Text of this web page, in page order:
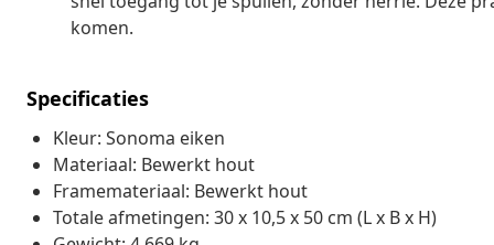
komen.
Specificaties
Kleur: Sonoma eiken
Materiaal: Bewerkt hout
Framemateriaal: Bewerkt hout
Totale afmetingen: 30 x 10,5 x 50 cm (L x B x H)